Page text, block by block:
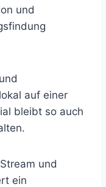
und
auf einer
bleibt so auch
und
ein